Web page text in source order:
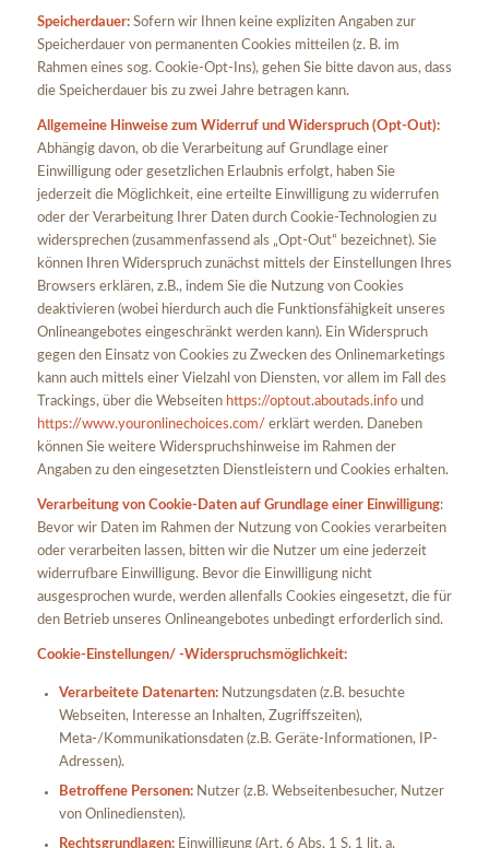
Speicherdauer: Sofern wir Ihnen keine expliziten Angaben zur
Speicherdauer von permanenten Cookies mitteilen (z. B. im
Rahmen eines sog. Cookie-Opt-Ins), gehen Sie bitte davon aus, dass
die Speicherdauer bis zu zwei Jahre betragen kann.
Allgemeine Hinweise zum Widerruf und Widerspruch (Opt-Out):
Abhängig davon, ob die Verarbeitung auf Grundlage einer
Einwilligung oder gesetzlichen Erlaubnis erfolgt, haben Sie
jederzeit die Möglichkeit, eine erteilte Einwilligung zu widerrufen
oder der Verarbeitung Ihrer Daten durch Cookie-Technologien zu
widersprechen (zusammenfassend als „Opt-Out“ bezeichnet). Sie
können Ihren Widerspruch zunächst mittels der Einstellungen Ihres
Browsers erklären, z.B., indem Sie die Nutzung von Cookies
deaktivieren (wobei hierdurch auch die Funktionsfähigkeit unseres
Onlineangebotes eingeschränkt werden kann). Ein Widerspruch
gegen den Einsatz von Cookies zu Zwecken des Onlinemarketings
kann auch mittels einer Vielzahl von Diensten, vor allem im Fall des
Trackings, über die Webseiten https://optout.aboutads.infound
https://www.youronlinechoices.com/ erklärt werden. Daneben
können Sie weitere Widerspruchshinweise im Rahmen der
Angaben zu den eingesetzten Dienstleistern und Cookies erhalten.
Verarbeitung von Cookie-Daten auf Grundlage einer Einwilligung:
Bevor wir Daten im Rahmen der Nutzung von Cookies verarbeiten
oder verarbeiten lassen, bitten wir die Nutzer um eine jederzeit
widerrufbare Einwilligung. Bevor die Einwilligung nicht
ausgesprochen wurde, werden allenfalls Cookies eingesetzt, die für
den Betrieb unseres Onlineangebotes unbedingt erforderlich sind.
Cookie-Einstellungen/ -Widerspruchsmöglichkeit:
Verarbeitete Datenarten:Nutzungsdaten (z.B. besuchte
Webseiten, Interesse an Inhalten, Zugriffszeiten),
Meta-/Kommunikationsdaten (z.B. Geräte-Informationen, IP-
Adressen).
Betroffene Personen:Nutzer (z.B. Webseitenbesucher, Nutzer
von Onlinediensten).
Rechtsgrundlagen:Einwilligung (Art. 6 Abs. 1 S. 1 lit. a.